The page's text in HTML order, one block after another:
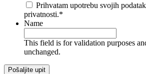
Prihvatam upotrebu svojih
privatnosti.*
Name
This field is for validation purposes
unchanged.